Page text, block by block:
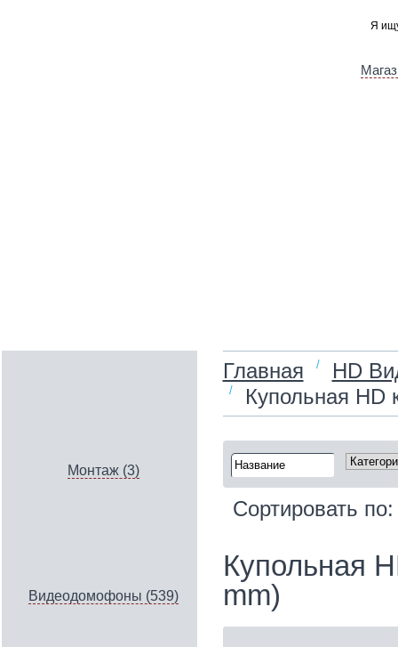
Монтаж (3)
Видеодомофоны (539)
Главная / HD
/ Купольная HD
Сортировать
Купольная
mm)